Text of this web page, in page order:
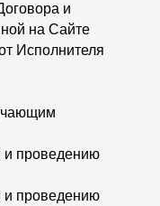
и
на Сайте
Исполнителя
и проведению
и проведению